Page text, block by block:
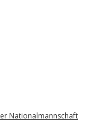
Nationalmannschaft